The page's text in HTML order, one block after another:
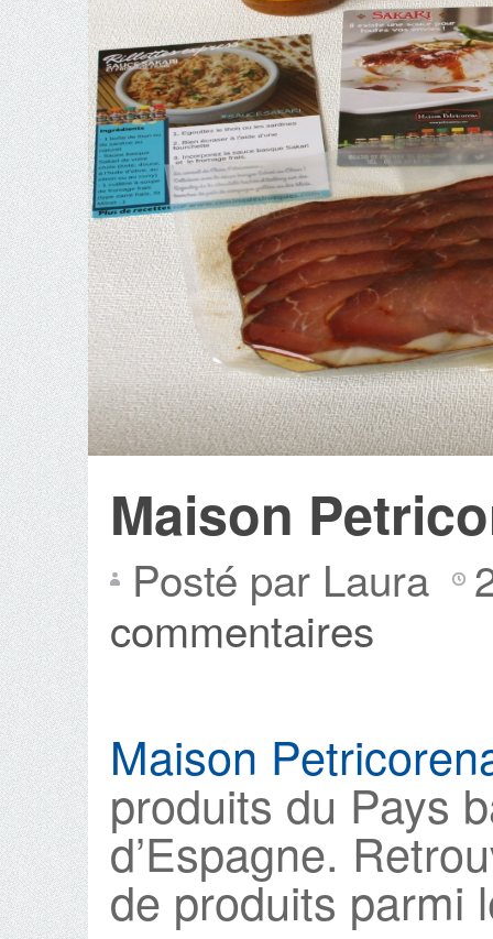
Maison
Posté par Laura
commentaires
Maison
produits du Pays
d’Espagne.
de produits parmi